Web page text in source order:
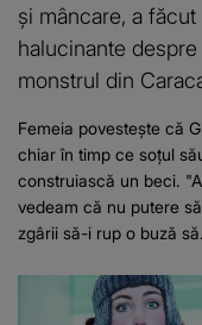
și mâncare, a
halucinante
monstrul din
Femeia povestește că
chiar în timp ce soțul
construiască un beci.
vedeam că nu putere
zgârii să-i rup o buză